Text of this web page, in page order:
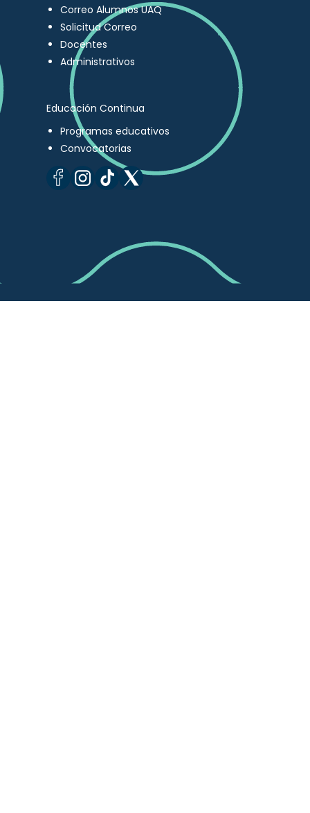
Correo Alumnos UAQ
Solicitud Correo
Docentes
Administrativos
Educación Continua
Programas educativos
Convocatorias